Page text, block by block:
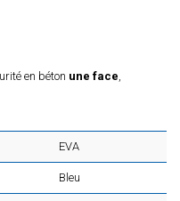
en béton une face,
EVA
Bleu